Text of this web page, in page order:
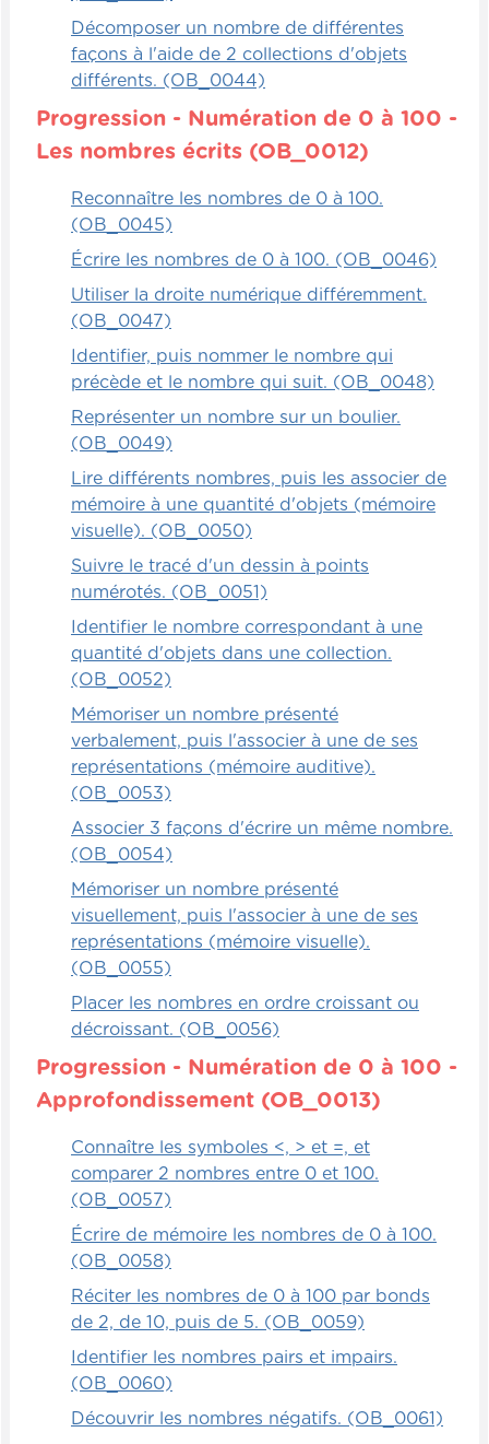
Décomposer un nombre de différentes
façons à l'aide de 2 collections d'objets
différents. (OB_0044)
Progression - Numération de 0 à 100 -
Les nombres écrits (OB_0012)
Reconnaître les nombres de 0 à 100.
(OB_0045)
Écrire les nombres de 0 à 100. (OB_0046)
Utiliser la droite numérique différemment.
(OB_0047)
Identifier, puis nommer le nombre qui
précède et le nombre qui suit. (OB_0048)
Représenter un nombre sur un boulier.
(OB_0049)
Lire différents nombres, puis les associer de
mémoire à une quantité d'objets (mémoire
visuelle). (OB_0050)
Suivre le tracé d'un dessin à points
numérotés. (OB_0051)
Identifier le nombre correspondant à une
quantité d'objets dans une collection.
(OB_0052)
Mémoriser un nombre présenté
verbalement, puis l'associer à une de ses
représentations (mémoire auditive).
(OB_0053)
Associer 3 façons d'écrire un même nombre.
(OB_0054)
Mémoriser un nombre présenté
visuellement, puis l'associer à une de ses
représentations (mémoire visuelle).
(OB_0055)
Placer les nombres en ordre croissant ou
décroissant. (OB_0056)
Progression - Numération de 0 à 100 -
Approfondissement (OB_0013)
Connaître les symboles <, > et =, et
comparer 2 nombres entre 0 et 100.
(OB_0057)
Écrire de mémoire les nombres de 0 à 100.
(OB_0058)
Réciter les nombres de 0 à 100 par bonds
de 2, de 10, puis de 5. (OB_0059)
Identifier les nombres pairs et impairs.
(OB_0060)
Découvrir les nombres négatifs. (OB_0061)